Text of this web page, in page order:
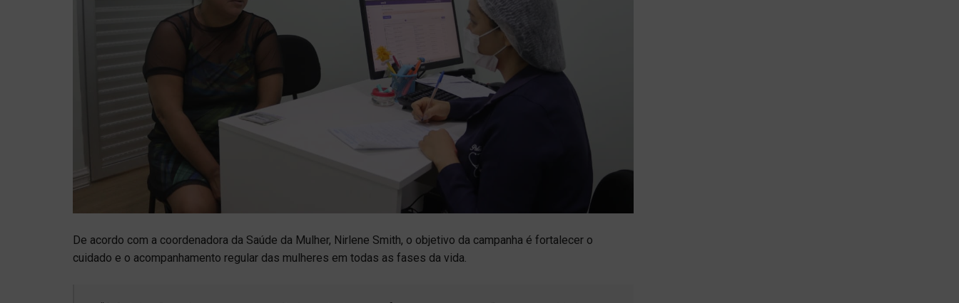
De acordo com a coordenadora da Saúde da Mulher, Nirlene Smith, o objetivo da campanha é fortalecer o
cuidado e o acompanhamento regular das mulheres em todas as fases da vida.